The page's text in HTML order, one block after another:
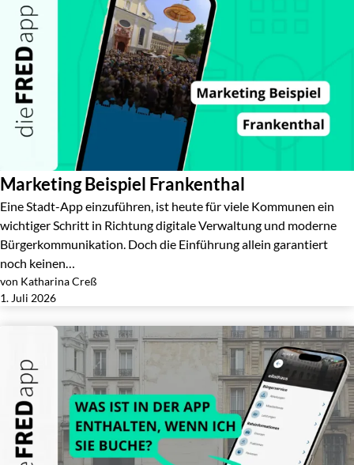
Marketing Beispiel Frankenthal
Eine Stadt-App einzuführen, ist heute für viele Kommunen ein
wichtiger Schritt in Richtung digitale Verwaltung und moderne
Bürgerkommunikation. Doch die Einführung allein garantiert
noch keinen…
von Katharina Creß
1. Juli 2026